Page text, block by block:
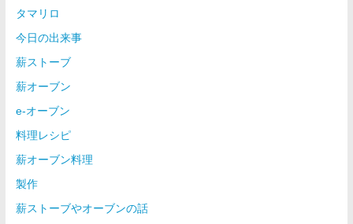
タマリロ
今日の出来事
薪ストーブ
薪オーブン
e-オーブン
料理レシピ
薪オーブン料理
製作
薪ストーブやオーブンの話